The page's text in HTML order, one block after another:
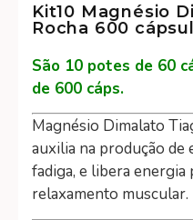
Kit10 Magnésio
Rocha 600
São 10 potes de 60
de 600 cáps.
Magnésio Dimalato
auxilia na produção de
fadiga, e libera energia
relaxamento muscular.